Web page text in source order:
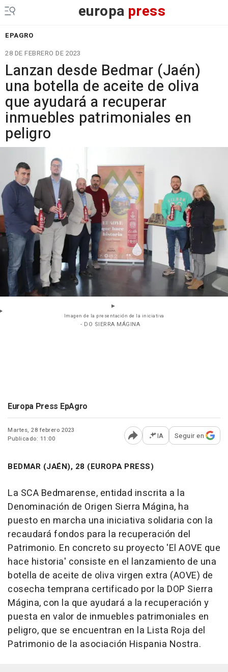
europa press
EPAGRO
28 DE FEBRERO DE 2023
Lanzan desde Bedmar (Jaén)
una botella de aceite de oliva
que ayudará a recuperar
inmuebles patrimoniales en
peligro
Imagen de la presentación de la iniciativa
- DO SIERRA MÁGINA
Europa Press EpAgro
Martes, 28 febrero 2023
Publicado: 11:00
Abrir opciones para
IA Seguir en
BEDMAR (JAÉN), 28 (EUROPA PRESS)
La SCA Bedmarense, entidad inscrita a la
Denominación de Origen Sierra Mágina, ha
puesto en marcha una iniciativa solidaria con la
recaudará fondos para la recuperación del
Patrimonio. En concreto su proyecto 'El AOVE que
hace historia' consiste en el lanzamiento de una
botella de aceite de oliva virgen extra (AOVE) de
cosecha temprana certificado por la DOP Sierra
Mágina, con la que ayudará a la recuperación y
puesta en valor de inmuebles patrimoniales en
peligro, que se encuentran en la Lista Roja del
Patrimonio de la asociación Hispania Nostra.